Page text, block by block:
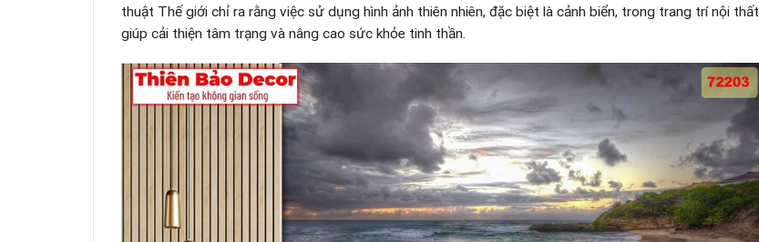
thuật Thế giới chỉ ra rằng việc sử dụng hình ảnh thiên nhiên, đặc biệt là cảnh biển, trong trang trí nội thất
giúp cải thiện tâm trạng và nâng cao sức khỏe tinh thần.